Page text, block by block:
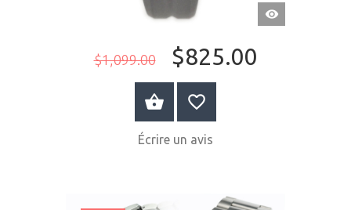
APERÇU
RAPIDE
$1,099.00 $825.00
ACHETER MAINTENANT
Écrire un avis